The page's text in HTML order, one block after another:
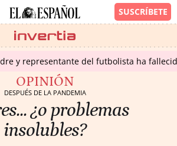
y representante del futbolista ha
OPINIÓN
DESPUÉS DE LA PANDEMIA
¿o problemas
insolubles?